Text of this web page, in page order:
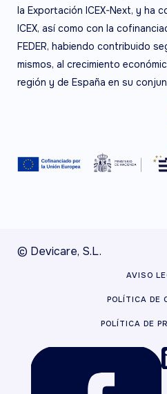
la Exportación ICEX-Next, y ha
ICEX, así como con la
FEDER, habiendo contribuido
mismos, al crecimiento
región y de España en su
© Devicare, S.L.
AVISO
POLÍTICA DE
POLÍTICA DE